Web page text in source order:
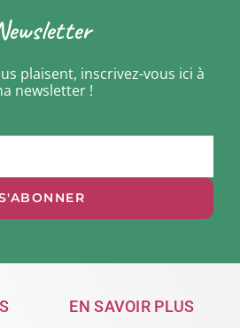
plaisent, inscrivez-vous ici à
newsletter !
EN SAVOIR PLUS